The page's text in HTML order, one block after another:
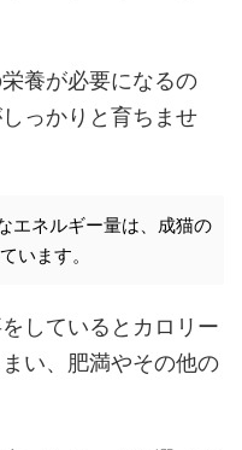
養が必要になるの
っかりと育ちませ
エネルギー量は、成猫の
います。
しているとカロリー
い、肥満やその他の